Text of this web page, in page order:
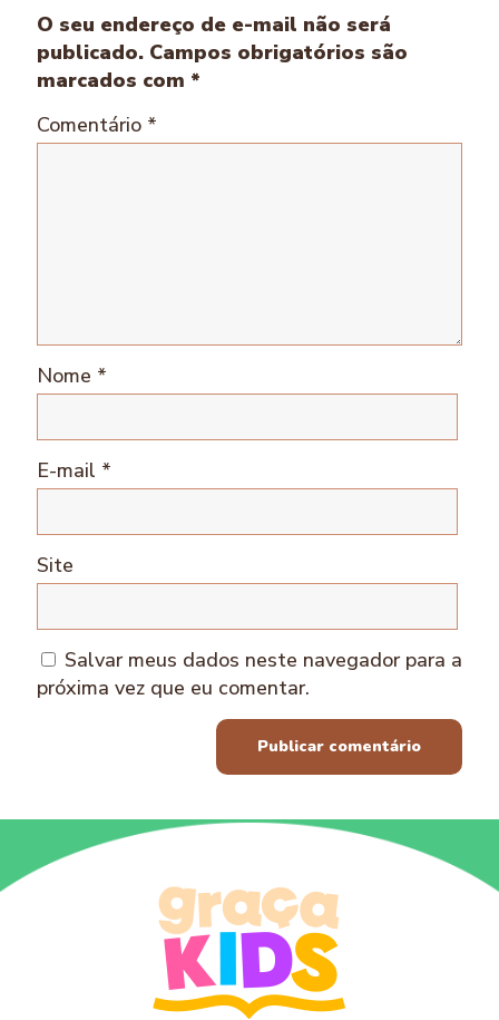
O seu endereço de e-mail não será
publicado. Campos obrigatórios são
marcados com *
Comentário *
Nome *
E-mail *
Site
Salvar meus dados neste navegador para a
próxima vez que eu comentar.